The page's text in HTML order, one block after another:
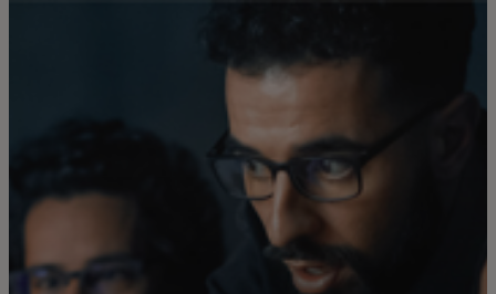
Pour les entreprises
Pour le monde
Pour les innovateurs